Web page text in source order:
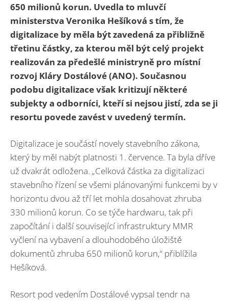
650 milionů korun. Uvedla to mluvčí
ministerstva Veronika Hešíková s tím, že
digitalizace by měla být zavedená za přibližně
třetinu částky, za kterou měl být celý projekt
realizován za předešlé ministryně pro místní
rozvoj Kláry Dostálové (ANO). Současnou
podobu digitalizace však kritizují některé
subjekty a odborníci, kteří si nejsou jistí, zda se ji
resortu povede zavést v uvedený termín.
Digitalizace je součástí novely stavebního zákona,
který by měl nabýt platnosti 1. července. Ta byla dříve
už dvakrát odložena. „Celková částka za digitalizaci
stavebního řízení se všemi plánovanými funkcemi by v
horizontu dvou až tří let mohla dosahovat zhruba
330 milionů korun. Co se týče hardwaru, tak při
započítání i další související infrastruktury MMR
vyčlení na vybavení a dlouhodobého úložiště
dokumentů zhruba 650 milionů korun,“ přiblížila
Hešíková.
Resort pod vedením Dostálové vypsal tendr na